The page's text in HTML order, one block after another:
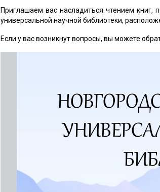
Приглашаем вас насладиться чтением книг,
универсальной научной библиотеки,
Если у вас возникнут вопросы, вы можете